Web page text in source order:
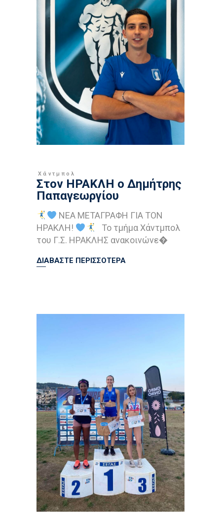
Χάντμπολ
Στον ΗΡΑΚΛΗ ο Δημήτρης
Παπαγεωργίου
ΝΕΑ ΜΕΤΑΓΡΑΦΗ ΓΙΑ ΤΟΝ
ΗΡΑΚΛΗ!
Το τμήμα Χάντμπολ
του Γ.Σ. ΗΡΑΚΛΗΣ ανακοινώνε�
ΔΙΑΒΑΣΤΕ ΠΕΡΙΣΣΟΤΕΡΑ